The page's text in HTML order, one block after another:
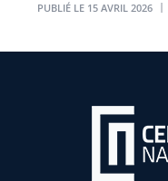
PUBLIÉ LE 15 AVRIL 2026